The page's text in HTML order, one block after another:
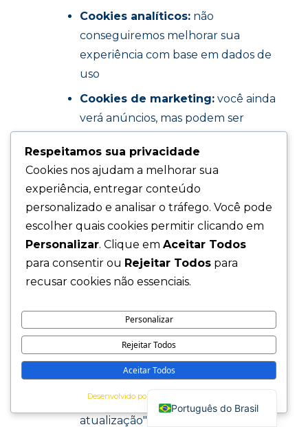
Cookies analíticos: não
conseguiremos melhorar sua
experiência com base em dados de
uso
Cookies de marketing: você ainda
verá anúncios, mas podem ser
8. Alterações nesta Política
Podemos atualizar esta Política de Cookies
periodicamente para refletir mudanças em
nossas práticas ou por outros motivos
Quando fizermos alterações significativas,
notificaremos você através de:
Aviso destacado em nosso site
Atualização da data de "Última
atualização" no topo desta página
Respeitamos sua privacidade
Cookies nos ajudam a melhorar sua
experiência, entregar conteúdo
personalizado e analisar o tráfego. Você pode
escolher quais cookies permitir clicando em
Personalizar. Clique em Aceitar Todos
para consentir ou Rejeitar Todos para
recusar cookies não essenciais.
Personalizar
Rejeitar Todos
Aceitar Todos
Desenvolvido por
Português do Brasil